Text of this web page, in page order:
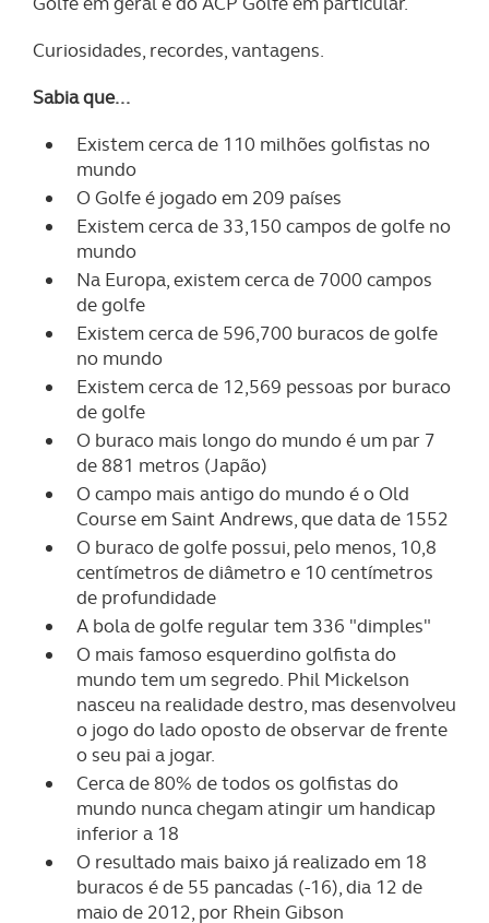
Curiosidades, recordes, vantagens.
Sabia que...
Existem cerca de 110 milhões golfistas no
mundo
O Golfe é jogado em 209 países
Existem cerca de 33,150 campos de golfe no
mundo
Na Europa, existem cerca de 7000 campos
de golfe
Existem cerca de 596,700 buracos de golfe
no mundo
Existem cerca de 12,569 pessoas por buraco
de golfe
O buraco mais longo do mundo é um par 7
de 881 metros (Japão)
O campo mais antigo do mundo é o Old
Course em Saint Andrews, que data de 1552
O buraco de golfe possui, pelo menos, 10,8
centímetros de diâmetro e 10 centímetros
de profundidade
A bola de golfe regular tem 336 "dimples"
O mais famoso esquerdino golfista do
mundo tem um segredo. Phil Mickelson
nasceu na realidade destro, mas desenvolveu
o jogo do lado oposto de observar de frente
o seu pai a jogar.
Cerca de 80% de todos os golfistas do
mundo nunca chegam atingir um handicap
inferior a 18
O resultado mais baixo já realizado em 18
buracos é de 55 pancadas (-16), dia 12 de
maio de 2012, por Rhein Gibson